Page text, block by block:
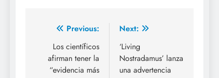
Previous:
Los científicos
afirman tener la
“evidencia más
Next:
‘Living
Nostradamus’ lanza
una advertencia